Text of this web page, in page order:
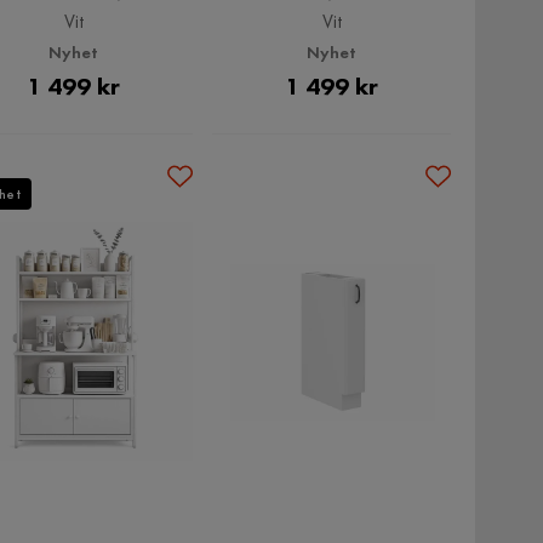
Vit
Nyhet
Pris
1 499 kr
Vit
Nyhet
Pris
1 499 kr